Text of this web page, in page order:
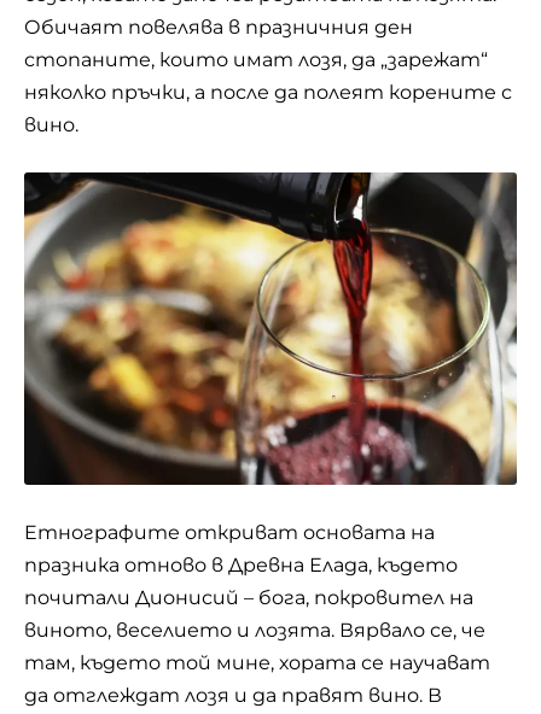
Обичаят повелява в празничния ден
стопаните, които имат лозя, да „зарежат“
няколко пръчки, а после да полеят корените с
вино.
Eтнографите откриват основата на
празника отново в Древна Елада, където
почитали Дионисий – бога, покровител на
виното, веселието и лозята. Вярвало се, че
там, където той мине, хората се научават
да отглеждат лозя и да правят вино. В